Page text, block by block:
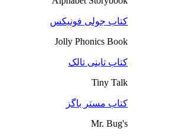
کتاب جولی فونیکس
Jolly Phonics Book
کتاب تاینی تالک
Tiny Talk
کتاب مستر باگز
Mr. Bug's